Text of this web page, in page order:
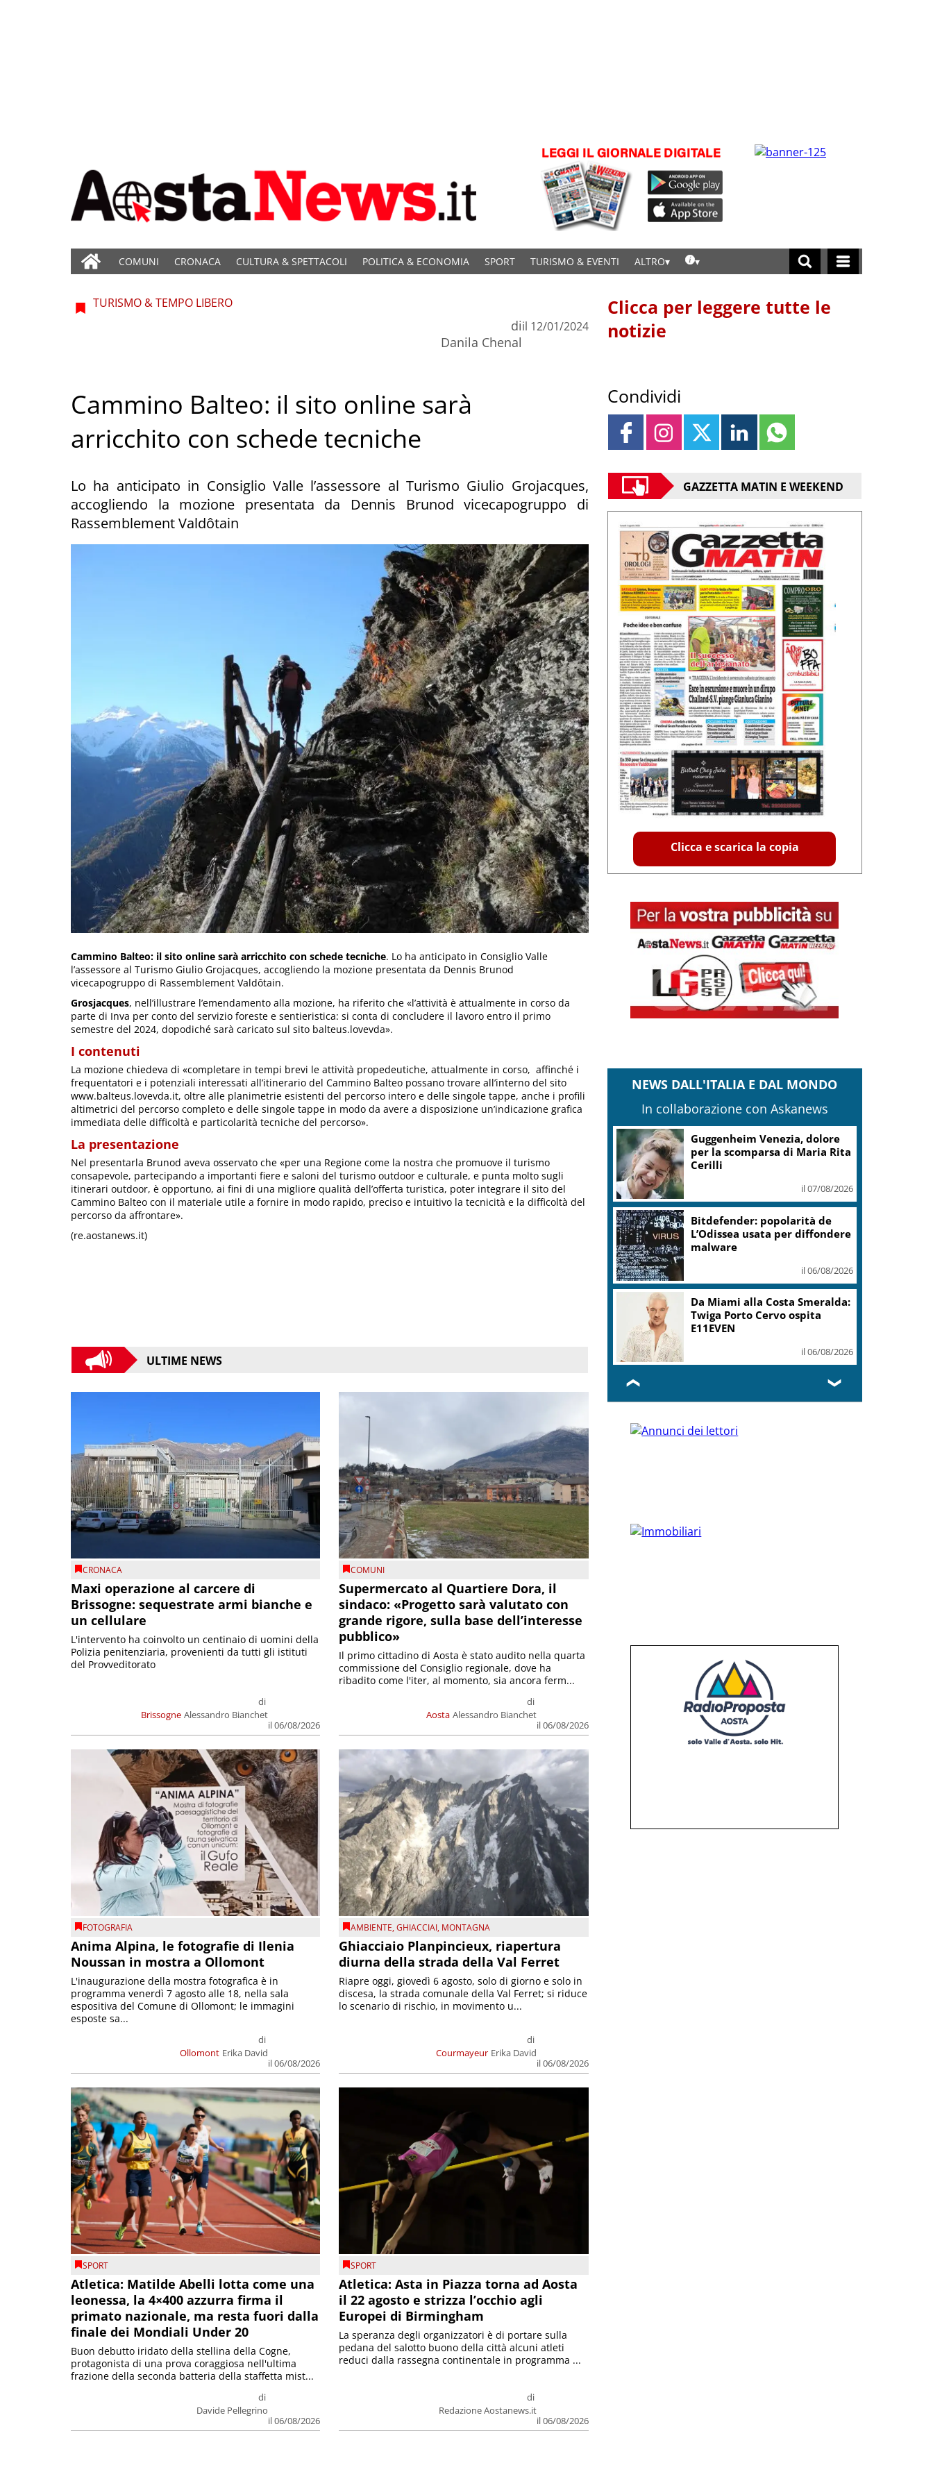
COMUNI CRONACA CULTURA & SPETTACOLI POLITICA & ECONOMIA SPORT TURISMO & EVENTI ALTRO
TURISMO & TEMPO LIBERO
di
Danila Chenal
il 12/01/2024
Cammino Balteo: il sito online sarà
arricchito con schede tecniche
Lo ha anticipato in Consiglio Valle l’assessore al Turismo Giulio Grojacques,
accogliendo la mozione presentata da Dennis Brunod vicecapogruppo di
Rassemblement Valdôtain
Cammino Balteo: il sito online sarà arricchito con schede tecniche. Lo ha anticipato in Consiglio Valle
l’assessore al Turismo Giulio Grojacques, accogliendo la mozione presentata da Dennis Brunod
vicecapogruppo di Rassemblement Valdôtain.
Grosjacques, nell’illustrare l’emendamento alla mozione, ha riferito che «l’attività è attualmente in corso da
parte di Inva per conto del servizio foreste e sentieristica: si conta di concludere il lavoro entro il primo
semestre del 2024, dopodiché sarà caricato sul sito balteus.lovevda».
I contenuti
La mozione chiedeva di «completare in tempi brevi le attività propedeutiche, attualmente in corso, affinché i
frequentatori e i potenziali interessati all’itinerario del Cammino Balteo possano trovare all’interno del sito
www.balteus.lovevda.it, oltre alle planimetrie esistenti del percorso intero e delle singole tappe, anche i profili
altimetrici del percorso completo e delle singole tappe in modo da avere a disposizione un’indicazione grafica
immediata delle difficoltà e particolarità tecniche del percorso».
La presentazione
Nel presentarla Brunod aveva osservato che «per una Regione come la nostra che promuove il turismo
consapevole, partecipando a importanti fiere e saloni del turismo outdoor e culturale, e punta molto sugli
itinerari outdoor, è opportuno, ai fini di una migliore qualità dell’offerta turistica, poter integrare il sito del
Cammino Balteo con il materiale utile a fornire in modo rapido, preciso e intuitivo la tecnicità e la difficoltà del
percorso da affrontare».
(re.aostanews.it)
ULTIME NEWS
CRONACA
Maxi operazione al carcere di
Brissogne: sequestrate armi bianche e
un cellulare
Brissogne
di
Alessandro Bianchet
il 06/08/2026
L'intervento ha coinvolto un centinaio di uomini della
Polizia penitenziaria, provenienti da tutti gli istituti
del Provveditorato
COMUNI
Supermercato al Quartiere Dora, il
sindaco: «Progetto sarà valutato con
grande rigore, sulla base dell’interesse
pubblico»
Aosta
di
Alessandro Bianchet
il 06/08/2026
Il primo cittadino di Aosta è stato audito nella quarta
commissione del Consiglio regionale, dove ha
ribadito come l'iter, al momento, sia ancora ferm...
FOTOGRAFIA
Anima Alpina, le fotografie di Ilenia
Noussan in mostra a Ollomont
Ollomont
di
Erika David
il 06/08/2026
L'inaugurazione della mostra fotografica è in
programma venerdì 7 agosto alle 18, nella sala
espositiva del Comune di Ollomont; le immagini
esposte sa...
AMBIENTE,GHIACCIAI, MONTAGNA
Ghiacciaio Planpincieux, riapertura
diurna della strada della Val Ferret
Courmayeur
di
Erika David
il 06/08/2026
Riapre oggi, giovedì 6 agosto, solo di giorno e solo in
discesa, la strada comunale della Val Ferret; si riduce
lo scenario di rischio, in movimento u...
SPORT
Atletica: Matilde Abelli lotta come una
leonessa, la 4×400 azzurra firma il
primato nazionale, ma resta fuori dalla
finale dei Mondiali Under 20
di
Davide Pellegrino
il 06/08/2026
Buon debutto iridato della stellina della Cogne,
protagonista di una prova coraggiosa nell'ultima
frazione della seconda batteria della staffetta mist...
SPORT
Atletica: Asta in Piazza torna ad Aosta
il 22 agosto e strizza l’occhio agli
Europei di Birmingham
di
Redazione Aostanews.it
il 06/08/2026
La speranza degli organizzatori è di portare sulla
pedana del salotto buono della città alcuni atleti
reduci dalla rassegna continentale in programma ...
Clicca per leggere tutte le
notizie
Condividi
GAZZETTA MATIN E WEEKEND
Clicca e scarica la copia
NEWS DALL'ITALIA E DAL MONDO
In collaborazione con Askanews
Guggenheim Venezia, dolore
per la scomparsa di Maria Rita
Cerilli
il 07/08/2026
Bitdefender: popolarità de
L’Odissea usata per diffondere
malware
il 06/08/2026
Da Miami alla Costa Smeralda:
Twiga Porto Cervo ospita
E11EVEN
il 06/08/2026
❮ ❯